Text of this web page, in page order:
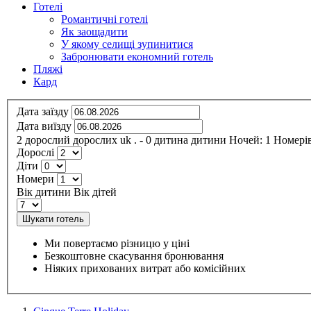
Готелі
Романтичні готелі
Як заощадити
У якому селищі зупинитися
Забронювати економний готель
Пляжі
Кард
Дата заїзду
Дата виїзду
2 дорослий дорослих uk . - 0 дитина дитини Ночей: 1
Дорослі
Діти
Номери
Вік дитини Вік дітей
Шукати готель
Ми повертаємо різницю у ціні
Безкоштовне скасування бронювання
Ніяких прихованих витрат або комісійних